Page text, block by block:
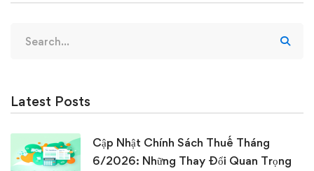
for:
Latest Posts
Cập Nhật Chính Sách Thuế Tháng
6/2026: Những Thay Đổi Quan Trọng